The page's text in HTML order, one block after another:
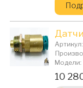
Модели:
Цена:
10